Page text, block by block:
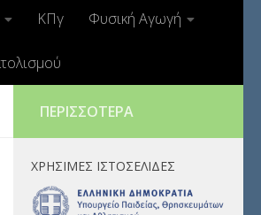
ΚΠγ Φυσική Αγωγή
ΠΕΡΙΣΣΌΤΕΡΑ
ΧΡΉΣΙΜΕΣ ΙΣΤΟΣΕΛΊΔΕΣ